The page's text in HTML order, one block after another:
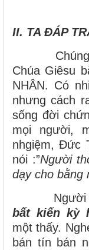
II. TA ĐÁP
Chúng ta
Chúa Giêsu
NHÂN. Có
nhưng cách
sống đời
mọi người,
nhgiệm, Đức
nói :”Người
dạy cho bằng
Người ta
bất kiến kỳ
một thấy.
bán tín bán